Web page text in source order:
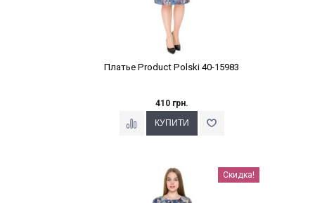
Платье Product Polski 40-15983
410 грн.
Наклейки Варіант з % Скидка!